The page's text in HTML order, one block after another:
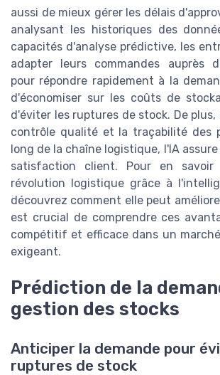
aussi de mieux gérer les délais
analysant les historiques des
capacités d'analyse prédictive, les
adapter leurs commandes auprès
pour répondre rapidement à la
d'économiser sur les coûts de
d'éviter les ruptures de stock. De
contrôle qualité et la traçabilité des
long de la chaîne logistique, l'IA
satisfaction client. Pour en
révolution logistique grâce à
découvrez comment elle peut
est crucial de comprendre ces
compétitif et efficace dans un
exigeant.
Prédiction de la
gestion des stocks
Anticiper la demande pour
ruptures de stock